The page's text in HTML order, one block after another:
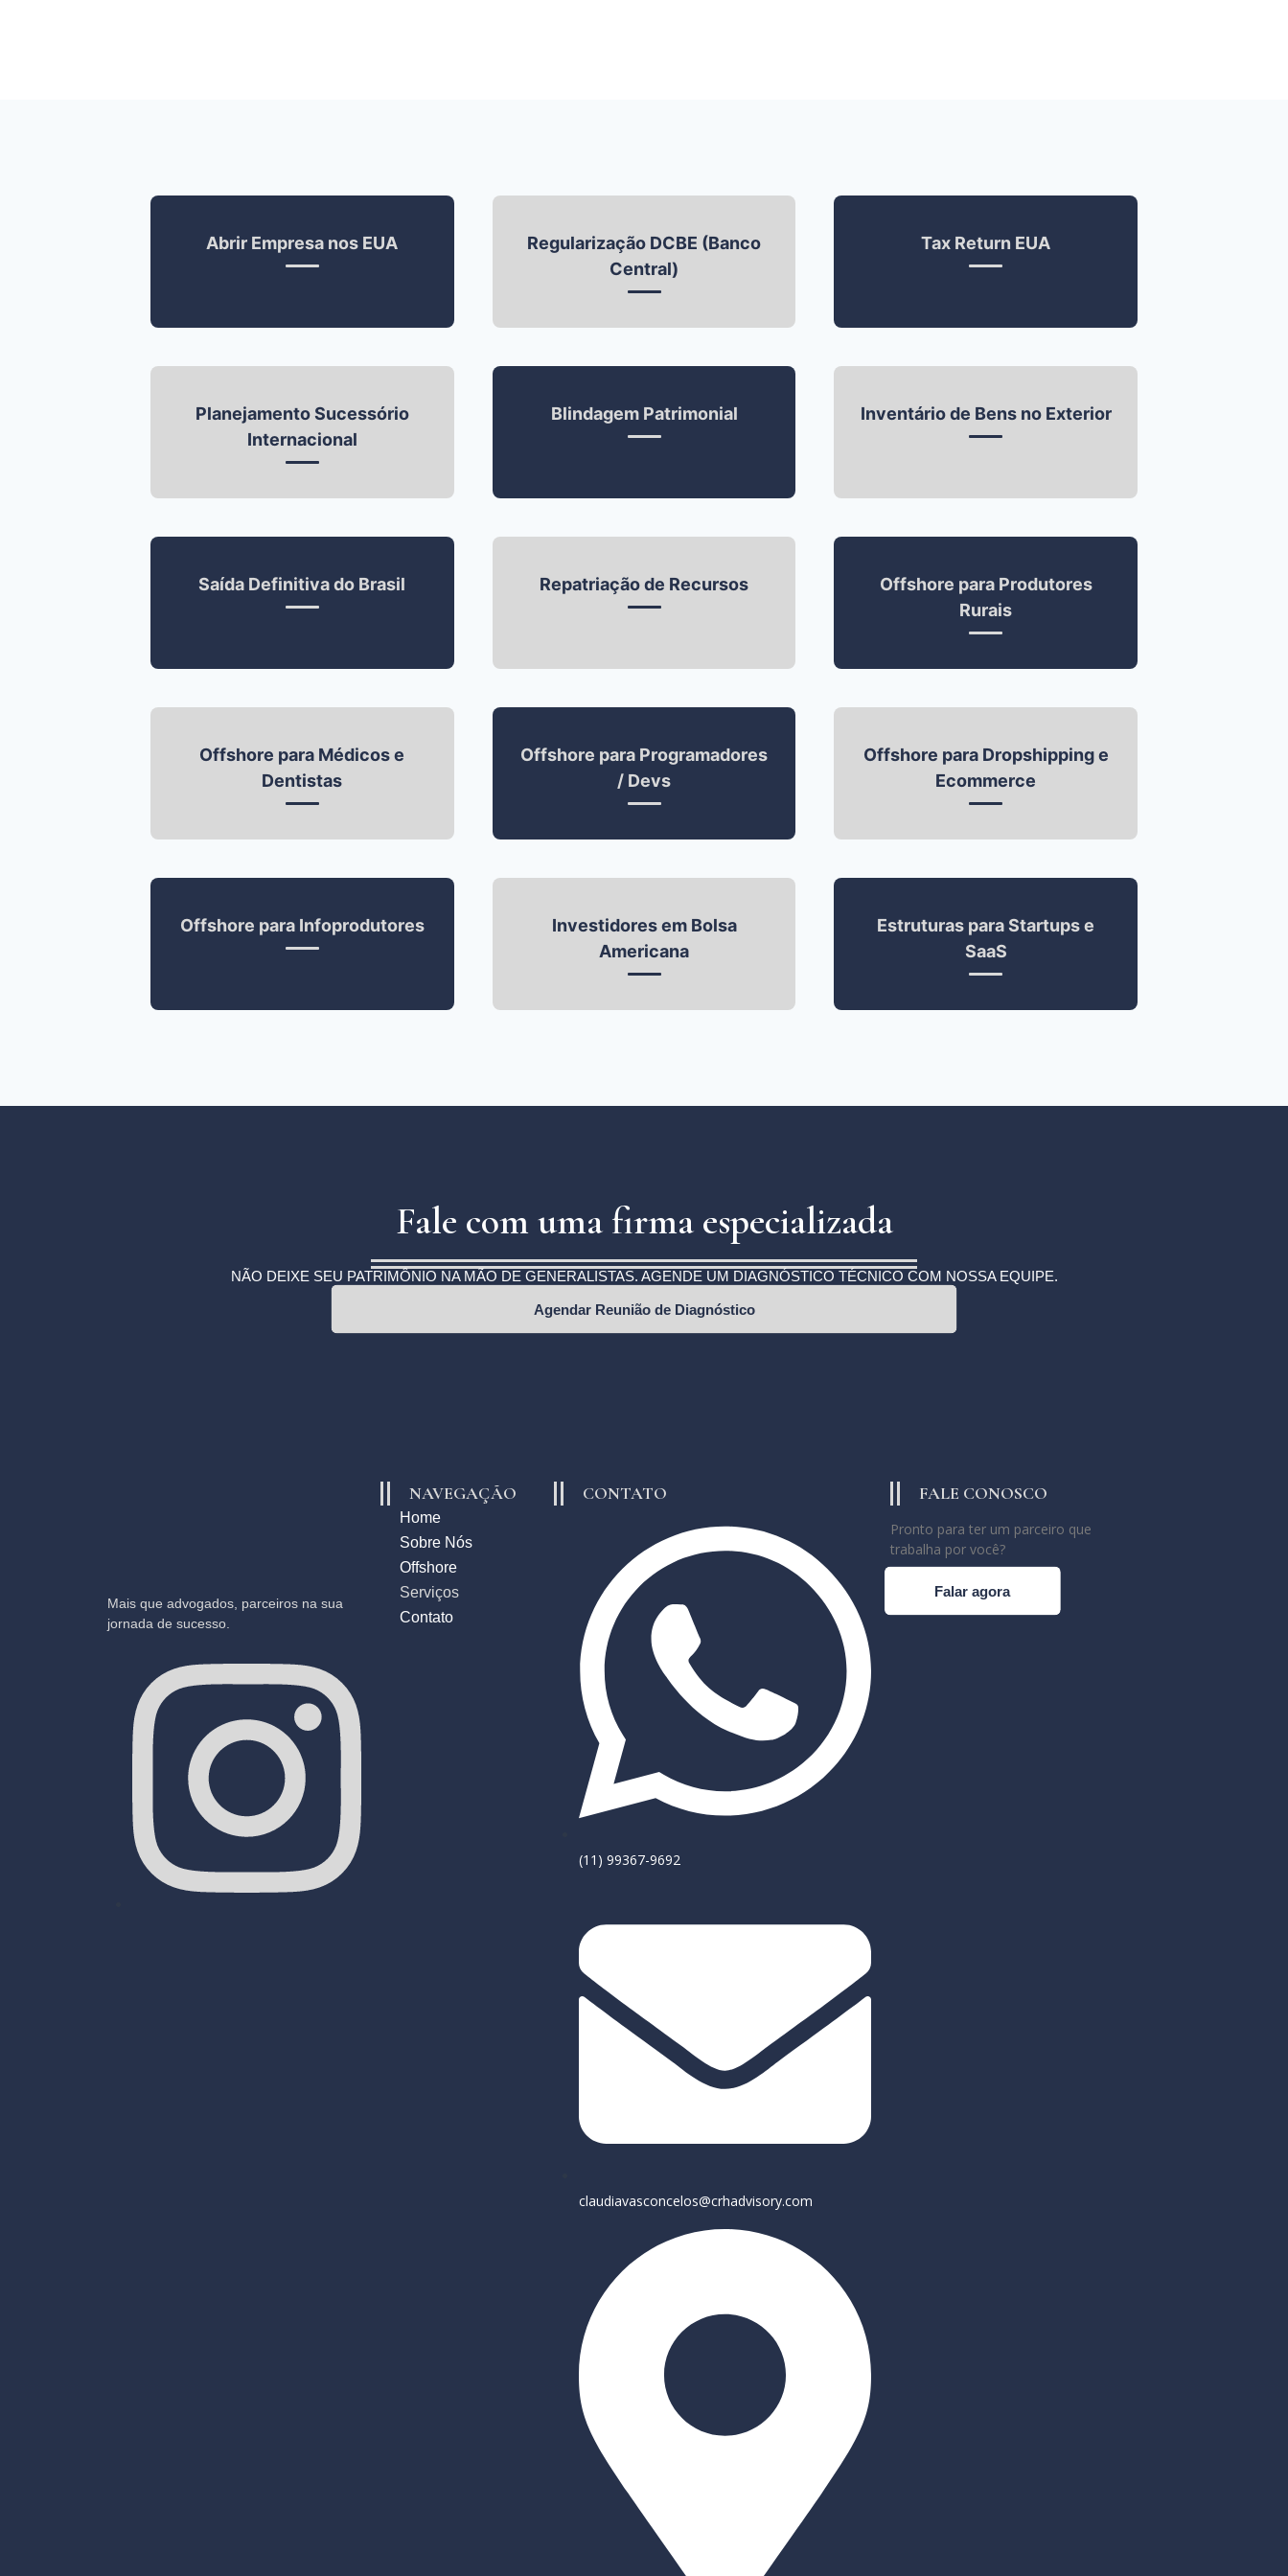
Abrir Empresa nos EUA
Regularização DCBE (Banco
Central)
Tax Return EUA
Planejamento Sucessório
Internacional
Blindagem Patrimonial Inventário de Bens no Exterior
Saída Definitiva do Brasil Repatriação de Recursos
Offshore para Produtores
Rurais
Offshore para Médicos e
Dentistas
Offshore para Programadores
/ Devs
Offshore para Dropshipping e
Ecommerce
Offshore para Infoprodutores
Investidores em Bolsa
Americana
Estruturas para Startups e
SaaS
Fale com uma firma especializada
NÃO DEIXE SEU PATRIMÔNIO NA MÃO DE GENERALISTAS. AGENDE UM DIAGNÓSTICO TÉCNICO COM NOSSA EQUIPE.
Agendar Reunião de Diagnóstico
Mais que advogados, parceiros na sua
jornada de sucesso.
NAVEGAÇÃO
Home
Sobre Nós
Offshore
Serviços
Contato
CONTATO
‪(11) 99367-9692
claudiavasconcelos@crhadvisory.com
FALE CONOSCO
Pronto para ter um parceiro que
trabalha por você?
Falar agora